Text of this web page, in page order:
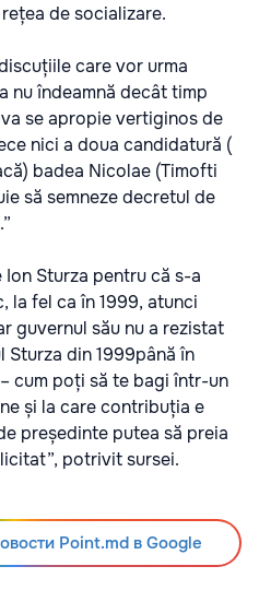
de socializare.
care vor urma
nu îndeamnă decât timp
se apropie vertiginos de
nici a doua candidatură (
badea Nicolae (Timofti
să semneze decretul de
Sturza pentru că s-a
la fel ca în 1999, atunci
guvernul său nu a rezistat
Sturza din 1999până în
cum poți să te bagi într-un
și la care contribuția e
președinte putea să preia
potrivit sursei.
Point.md в Google